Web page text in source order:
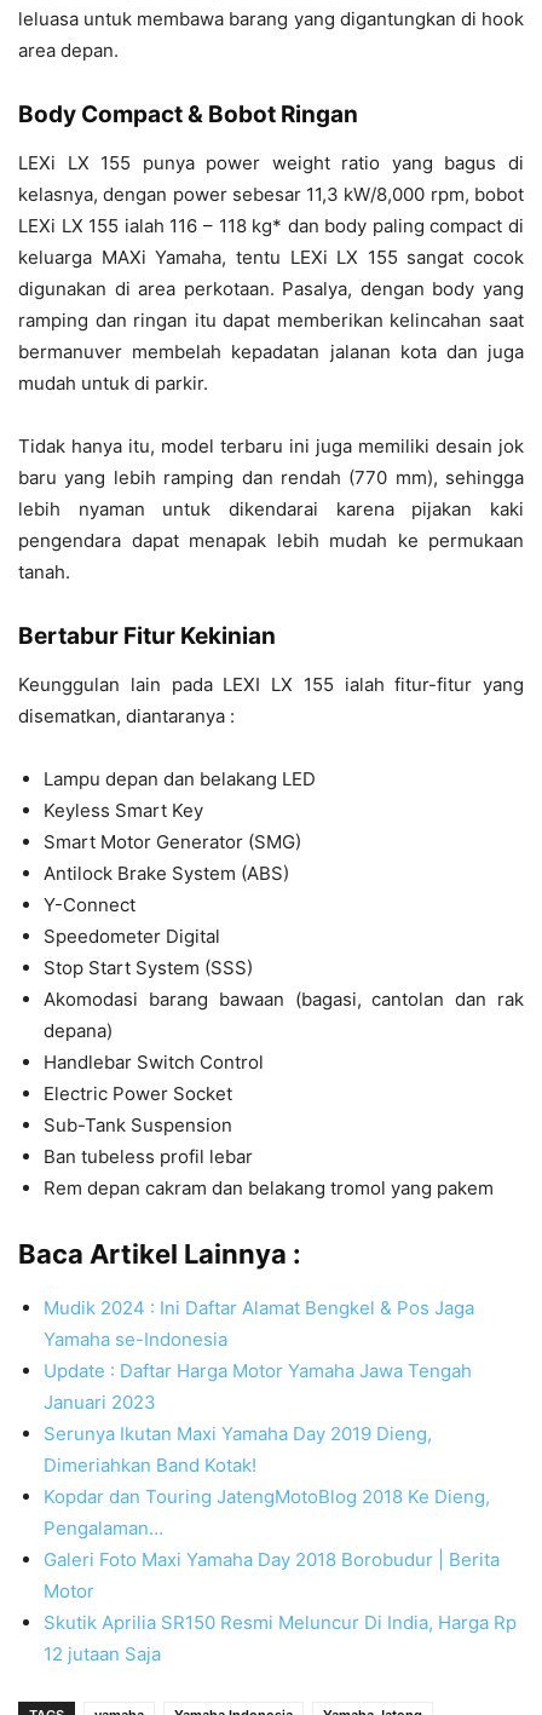
leluasa untuk membawa barang yang digantungkan di hook
area depan.
Body Compact & Bobot Ringan
LEXi LX 155 punya power weight ratio yang bagus di
kelasnya, dengan power sebesar 11,3 kW/8,000 rpm, bobot
LEXi LX 155 ialah 116 – 118 kg* dan body paling compact di
keluarga MAXi Yamaha, tentu LEXi LX 155 sangat cocok
digunakan di area perkotaan. Pasalya, dengan body yang
ramping dan ringan itu dapat memberikan kelincahan saat
bermanuver membelah kepadatan jalanan kota dan juga
mudah untuk di parkir.
Tidak hanya itu, model terbaru ini juga memiliki desain jok
baru yang lebih ramping dan rendah (770 mm), sehingga
lebih nyaman untuk dikendarai karena pijakan kaki
pengendara dapat menapak lebih mudah ke permukaan
tanah.
Bertabur Fitur Kekinian
Keunggulan lain pada LEXI LX 155 ialah fitur-fitur yang
disematkan, diantaranya :
Lampu depan dan belakang LED
Keyless Smart Key
Smart Motor Generator (SMG)
Antilock Brake System (ABS)
Y-Connect
Speedometer Digital
Stop Start System (SSS)
Akomodasi barang bawaan (bagasi, cantolan dan rak
depana)
Handlebar Switch Control
Electric Power Socket
Sub-Tank Suspension
Ban tubeless profil lebar
Rem depan cakram dan belakang tromol yang pakem
Baca Artikel Lainnya :
Mudik 2024 : Ini Daftar Alamat Bengkel & Pos Jaga
Yamaha se-Indonesia
Update : Daftar Harga Motor Yamaha Jawa Tengah
Januari 2023
Serunya Ikutan Maxi Yamaha Day 2019 Dieng,
Dimeriahkan Band Kotak!
Kopdar dan Touring JatengMotoBlog 2018 Ke Dieng,
Pengalaman…
Galeri Foto Maxi Yamaha Day 2018 Borobudur | Berita
Motor
Skutik Aprilia SR150 Resmi Meluncur Di India, Harga Rp
12 jutaan Saja